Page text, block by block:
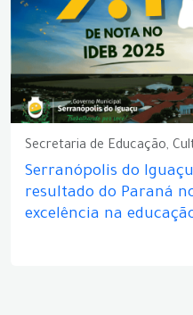
Secretaria de Educação,
Serranópolis do
resultado do Paraná
excelência na